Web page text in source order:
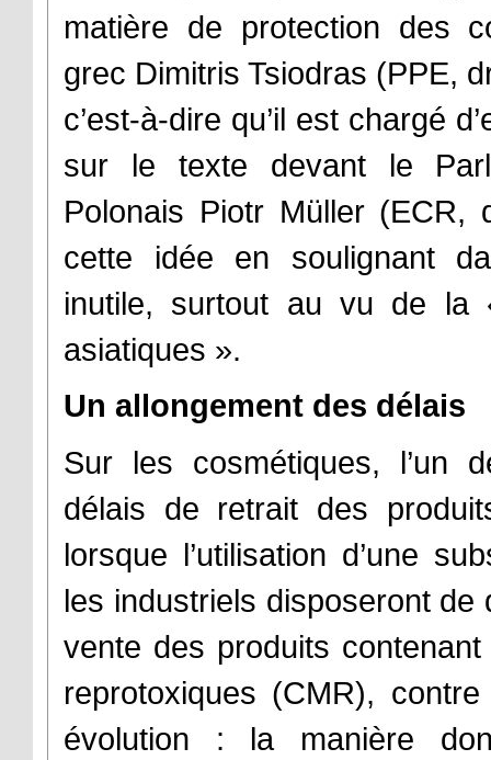
matière de protection des
grec Dimitris Tsiodras (PPE,
c’est-à-dire qu’il est chargé
sur le texte devant le
Polonais Piotr Müller (ECR,
cette idée en soulignant
inutile, surtout au vu de la
asiatiques ».
Un allongement des délais
Sur les cosmétiques, l’un
délais de retrait des
lorsque l’utilisation d’une
les industriels disposeront
vente des produits
reprotoxiques (CMR),
évolution : la manière